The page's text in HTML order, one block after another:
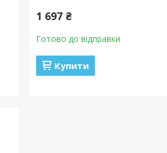
1 697 ₴
Готово до відправки
Купити